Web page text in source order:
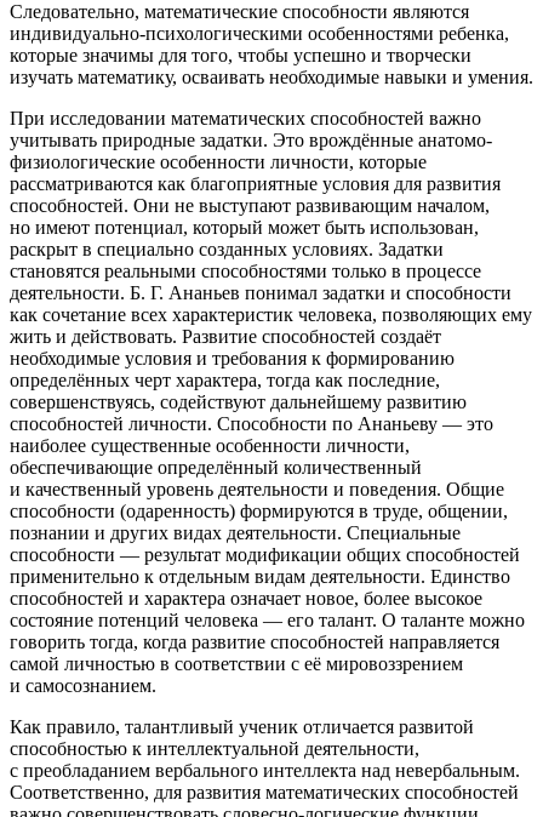
Следовательно, математические способности являются
индивидуально-психологическими особенностями ребенка,
которые значимы для того, чтобы успешно и творчески
изучать математику, осваивать необходимые навыки и умения.
При исследовании математических способностей важно
учитывать природные задатки. Это врождённые анатомо-
физиологические особенности личности, которые
рассматриваются как благоприятные условия для развития
способностей. Они не выступают развивающим началом,
но имеют потенциал, который может быть использован,
раскрыт в специально созданных условиях. Задатки
становятся реальными способностями только в процессе
деятельности. Б. Г. Ананьев понимал задатки и способности
как сочетание всех характеристик человека, позволяющих ему
жить и действовать. Развитие способностей создаёт
необходимые условия и требования к формированию
определённых черт характера, тогда как последние,
совершенствуясь, содействуют дальнейшему развитию
способностей личности. Способности по Ананьеву — это
наиболее существенные особенности личности,
обеспечивающие определённый количественный
и качественный уровень деятельности и поведения. Общие
способности (одаренность) формируются в труде, общении,
познании и других видах деятельности. Специальные
способности — результат модификации общих способностей
применительно к отдельным видам деятельности. Единство
способностей и характера означает новое, более высокое
состояние потенций человека — его талант. О таланте можно
говорить тогда, когда развитие способностей направляется
самой личностью в соответствии с её мировоззрением
и самосознанием.
Как правило, талантливый ученик отличается развитой
способностью к интеллектуальной деятельности,
с преобладанием вербального интеллекта над невербальным.
Соответственно, для развития математических способностей